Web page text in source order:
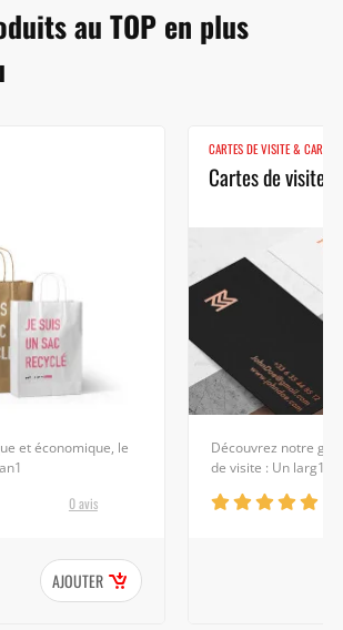
au TOP en plus
et économique, le
0 avis
AJOUTER
CARTES DE VISITE & CARTES
Cartes de visite
Découvrez notre
de visite : Un larg1